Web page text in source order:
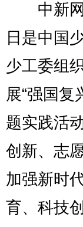
中新网
日是中国
少工委组
展“强国复
题实践活
创新、志
加强新时
育、科技